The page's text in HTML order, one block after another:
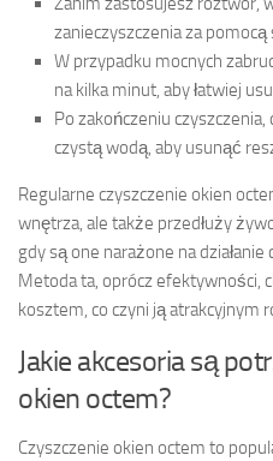
zanieczyszczenia za
W przypadku mocnych
na kilka minut, aby łatwiej
Po zakończeniu
czystą wodą, aby usunąć
Regularne czyszczenie okien
wnętrza, ale także przedłuży
gdy są one narażone na
Metoda ta, oprócz efektywności,
kosztem, co czyni ją atrakcyjnym
Jakie akcesoria są
okien octem?
Czyszczenie okien octem to